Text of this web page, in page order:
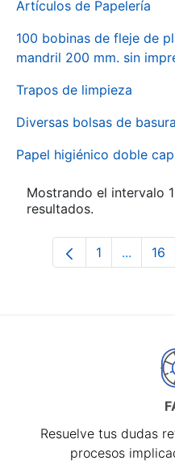
Artículos de Papelería
100 bobinas de fleje de
mandril 200 mm. sin
Trapos de limpieza
Diversas bolsas de basura
Papel higiénico doble
Mostrando el intervalo
resultados.
Página
1 ... 16
Resuelve tus dudas
procesos